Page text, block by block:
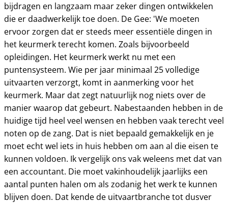
bijdragen en langzaam maar zeker dingen ontwikkelen
die er daadwerkelijk toe doen. De Gee: 'We moeten
ervoor zorgen dat er steeds meer essentiële dingen in
het keurmerk terecht komen. Zoals bijvoorbeeld
opleidingen. Het keurmerk werkt nu met een
puntensysteem. Wie per jaar minimaal 25 volledige
uitvaarten verzorgt, komt in aanmerking voor het
keurmerk. Maar dat zegt natuurlijk nog niets over de
manier waarop dat gebeurt. Nabestaanden hebben in de
huidige tijd heel veel wensen en hebben vaak terecht veel
noten op de zang. Dat is niet bepaald gemakkelijk en je
moet echt wel iets in huis hebben om aan al die eisen te
kunnen voldoen. Ik vergelijk ons vak weleens met dat van
een accountant. Die moet vakinhoudelijk jaarlijks een
aantal punten halen om als zodanig het werk te kunnen
blijven doen. Dat kende de uitvaartbranche tot dusver